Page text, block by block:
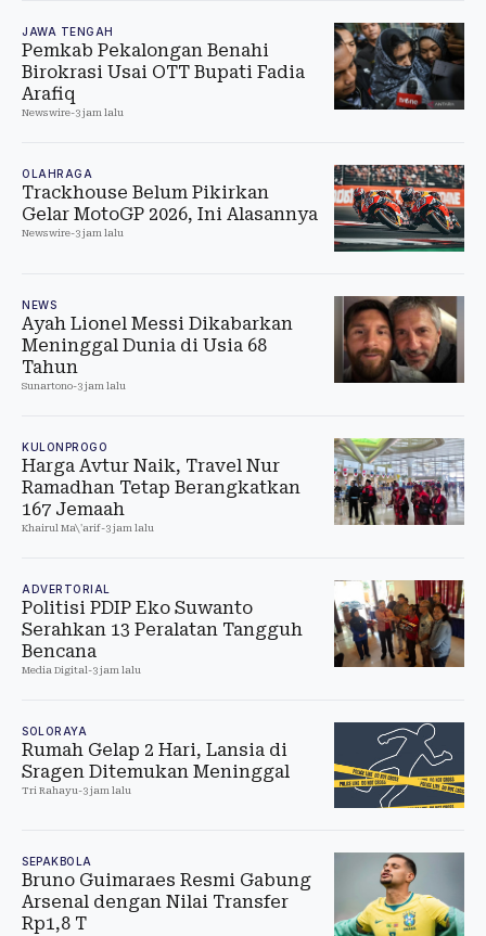
JAWA TENGAH
Pemkab Pekalongan Benahi
Birokrasi Usai OTT Bupati Fadia
Arafiq
Newswire-3 jam lalu
OLAHRAGA
Trackhouse Belum Pikirkan
Gelar MotoGP 2026, Ini Alasannya
Newswire-3 jam lalu
NEWS
Ayah Lionel Messi Dikabarkan
Meninggal Dunia di Usia 68
Tahun
Sunartono-3 jam lalu
KULONPROGO
Harga Avtur Naik, Travel Nur
Ramadhan Tetap Berangkatkan
167 Jemaah
Khairul Ma\'arif-3 jam lalu
ADVERTORIAL
Politisi PDIP Eko Suwanto
Serahkan 13 Peralatan Tangguh
Bencana
Media Digital -3 jam lalu
SOLORAYA
Rumah Gelap 2 Hari, Lansia di
Sragen Ditemukan Meninggal
Tri Rahayu-3 jam lalu
SEPAKBOLA
Bruno Guimaraes Resmi Gabung
Arsenal dengan Nilai Transfer
Rp1,8 T